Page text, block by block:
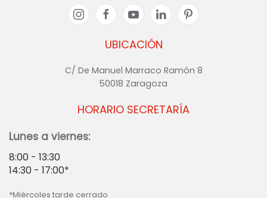
UBICACIÓN
C/ De Manuel Marraco Ramón 8
50018 Zaragoza
HORARIO SECRETARÍA
Lunes a viernes:
8:00 - 13:30
14:30 - 17:00*
*Miércoles tarde cerrado